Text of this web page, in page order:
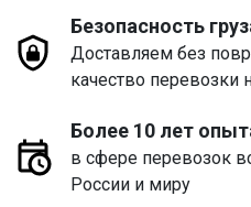
Безопасность
Доставляем без
качество перевозки
Более 10 лет
в сфере перевозок
России и миру